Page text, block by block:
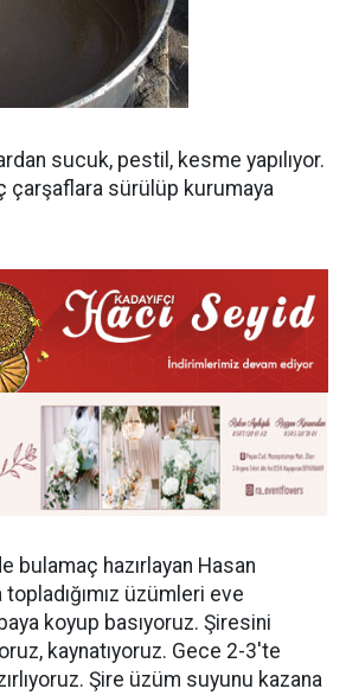
sucuk, pestil, kesme yapılıyor.
çarşaflara sürülüp kurumaya
bulamaç hazırlayan Hasan
üzümleri eve
koyup basıyoruz. Şiresini
kaynatıyoruz. Gece 2-3'te
Şire üzüm suyunu kazana